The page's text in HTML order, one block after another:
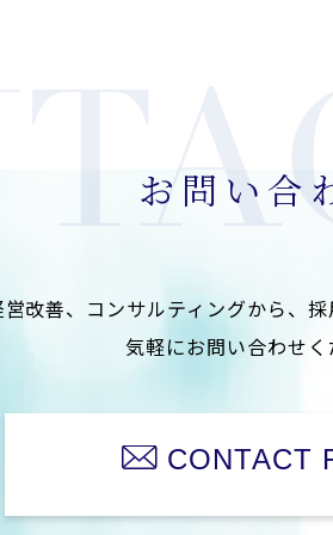
お問い合
改善、コンサルティングから、 採
気軽にお問い合わせく
CONTACT